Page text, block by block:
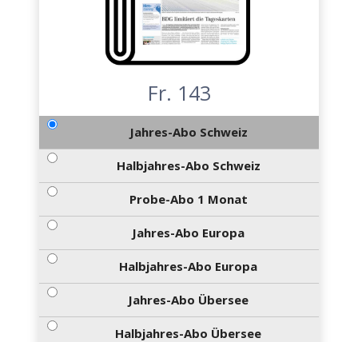
Fr. 143
Jahres-Abo Schweiz
Halbjahres-Abo Schweiz
Probe-Abo 1 Monat
Jahres-Abo Europa
Halbjahres-Abo Europa
Jahres-Abo Übersee
Halbjahres-Abo Übersee